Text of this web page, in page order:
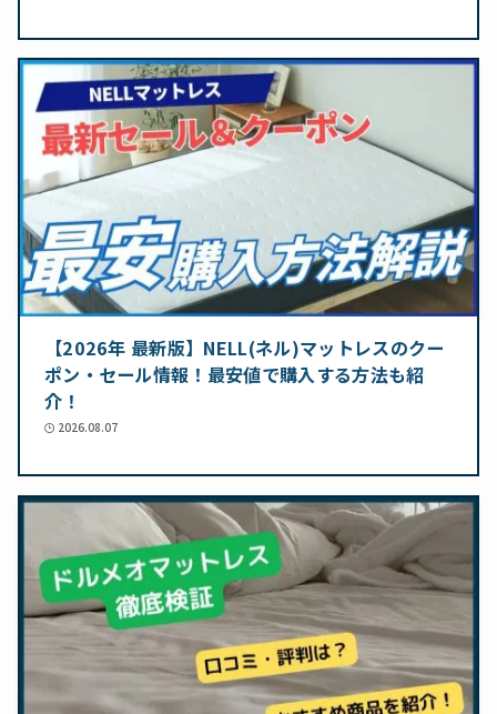
【2026年 最新版】NELL(ネル)マットレスのクー
ポン・セール情報！最安値で購入する方法も紹
介！
2026.08.07